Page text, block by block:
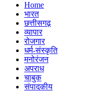
Home
भारत
छत्तीसगढ़
व्यापार
रोजगार
धर्म-संस्कृति
मनोरंजन
अपराध
चाबुक
संपादकीय